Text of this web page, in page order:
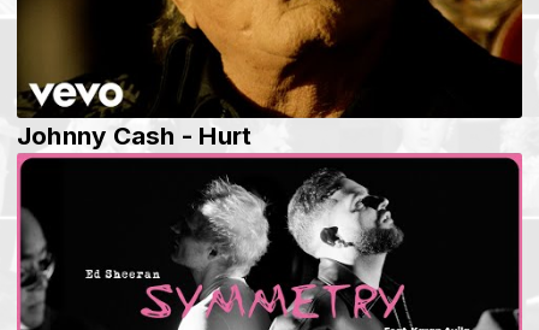
Johnny Cash - Hurt